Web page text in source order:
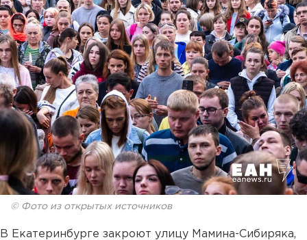
© Фото из открытых источников
В Екатеринбурге закроют улицу Мамина-Сибиряка,